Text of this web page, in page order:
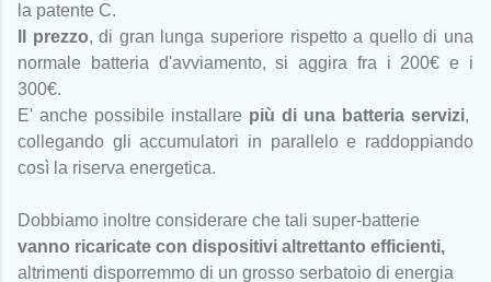
la patente C.
Il prezzo, di gran lunga superiore rispetto a quello di una
normale batteria d'avviamento, si aggira fra i 200€ e i
300€.
E' anche possibile installare più di una batteria servizi,
collegando gli accumulatori in parallelo e raddoppiando
così la riserva energetica.
Dobbiamo inoltre considerare che tali super-batterie
vanno ricaricate con dispositivi altrettanto efficienti,
altrimenti disporremmo di un grosso serbatoio di energia